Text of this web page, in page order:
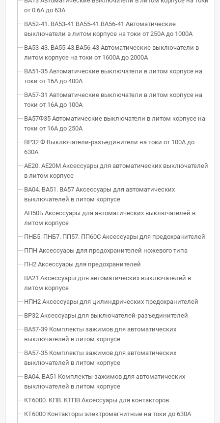
от 0.6А до 63А
ВА52-41. ВА53-41.ВА55-41.ВА56-41 Автоматические
выключатели в литом корпусе на токи от 250А до 1000А
ВА53-43. ВА55-43.ВА56-43 Автоматические выключатели в
литом корпусе на токи от 1600А до 2000А
ВА51-35 Автоматические выключатели в литом корпусе на
токи от 16А до 400А
ВА57-31 Автоматические выключатели в литом корпусе на
токи от 16А до 100А
ВА57Ф35 Автоматические выключатели в литом корпусе на
токи от 16А до 250А
ВР32 Ф Выключатели-разъединители на токи от 100А до
630А
АЕ20. АЕ20М Аксессуары для автоматических выключателей
в литом корпусе
ВА04. ВА51. ВА57 Аксессуары для автоматических
выключателей в литом корпусе
АП50Б Аксессуары для автоматических выключателей в
литом корпусе
ПНБ5. ПНБ7. ПП57. ПП60С Аксессуары для предохранителей
ППН Аксессуары для предохранителей ножевого типа
ПН2 Аксессуары для предохранителей
ВА21 Аксессуары для автоматических выключателей в
литом корпусе
НПН2 Аксессуары для цилиндрических предохранителей
ВР32 Аксессуары для выключателей-разъединителей
ВА57-39 Комплекты зажимов для автоматических
выключателей в литом корпусе
ВА57-35 Комплекты зажимов для автоматических
выключателей в литом корпусе
ВА04. ВА51 Комплекты зажимов для автоматических
выключателей в литом корпусе
КТ6000. КПВ. КТПВ Аксессуары для контакторов
КТ6000 Контакторы электромагнитные на токи до 630А